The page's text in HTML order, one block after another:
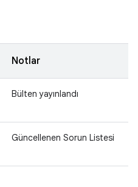
Notlar
Bülten yayınlandı
Güncellenen Sorun Listesi